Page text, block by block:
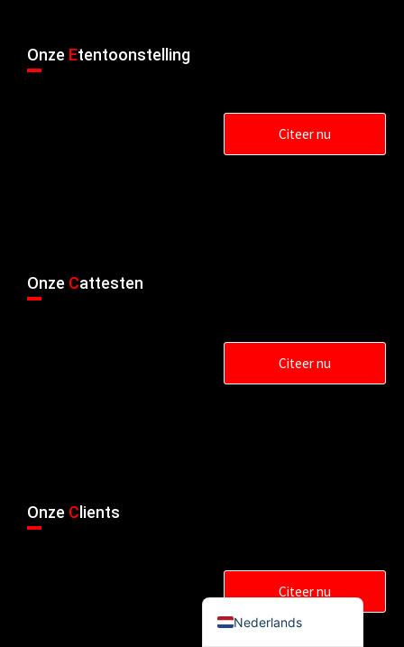
Onze Etentoonstelling
Citeer nu
Onze Cattesten
Citeer nu
Onze Clients
Citeer nu
Nederlands
Italiano